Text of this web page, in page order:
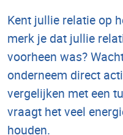
Kent jullie relatie op
merk je dat jullie
voorheen was?
onderneem direct
vergelijken met een
vraagt het veel
houden.